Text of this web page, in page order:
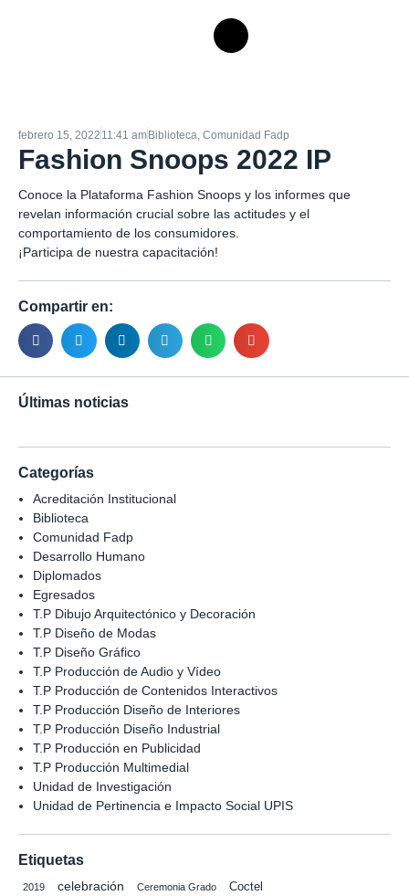
febrero 15, 2022 11:41 am Biblioteca, Comunidad Fadp
Fashion Snoops 2022 IP
Conoce la Plataforma Fashion Snoops y los informes que
revelan información crucial sobre las actitudes y el
comportamiento de los consumidores.
¡Participa de nuestra capacitación!
Compartir en:
Últimas noticias
Categorías
Acreditación Institucional
Biblioteca
Comunidad Fadp
Desarrollo Humano
Diplomados
Egresados
T.P Dibujo Arquitectónico y Decoración
T.P Diseño de Modas
T.P Diseño Gráfico
T.P Producción de Audio y Vídeo
T.P Producción de Contenidos Interactivos
T.P Producción Diseño de Interiores
T.P Producción Diseño Industrial
T.P Producción en Publicidad
T.P Producción Multimedial
Unidad de Investigación
Unidad de Pertinencia e Impacto Social UPIS
Etiquetas
2019 celebración Ceremonia Grado Coctel